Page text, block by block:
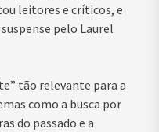
leitores e críticos, e
pelo Laurel
tão relevante para a
como a busca por
do passado e a